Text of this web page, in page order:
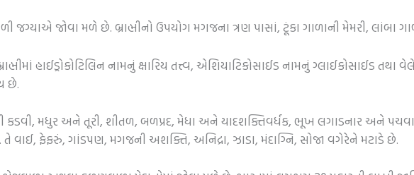
જગ્યાએ જોવા મળે છે. બ્રાહ્મીનો ઉપયોગ મગજના ત્રણ પાસાં, ટૂંકા ગાળાની મેમરી, લાંબા
હાઈડ્રોકોટિલિન નામનું ક્ષારિય તત્ત્વ, એશિયાટિકોસાઈડ નામનું ગ્લાઈકોસાઈડ તથા
છે.
કડવી, મધુર અને તૂરી, શીતળ, બળપ્રદ, મેધા અને યાદશક્તિવર્ધક, ભૂખ લગાડનાર અને
તે વાઈ, ફેફરું, ગાંડપણ, મગજની અશક્તિ, અનિદ્રા, ઝાડા, મંદાગ્નિ, સોજા વગેરેને મટાડે છે.